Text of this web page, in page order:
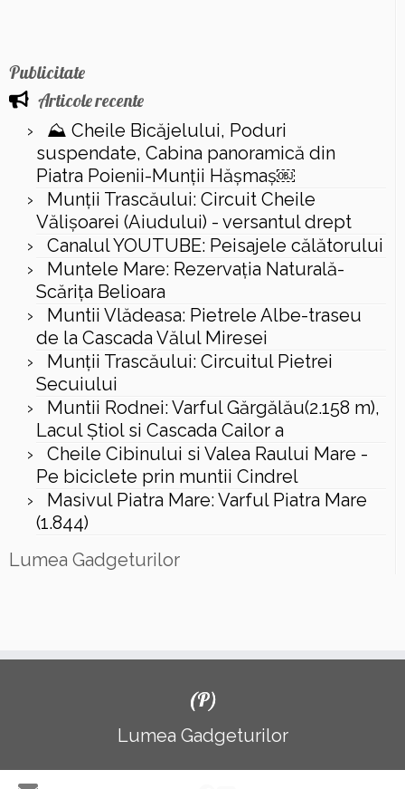
Publicitate
Articole recente
⛰️ Cheile Bicăjelului, Poduri
suspendate, Cabina panoramică din
Piatra Poienii-Munții Hășmaș￼
Munții Trascăului: Circuit Cheile
Vălișoarei (Aiudului) - versantul drept
Canalul YOUTUBE: Peisajele călătorului
Muntele Mare: Rezervaţia Naturală-
Scăriţa Belioara
Muntii Vlădeasa: Pietrele Albe-traseu
de la Cascada Vălul Miresei
Munții Trascăului: Circuitul Pietrei
Secuiului
Muntii Rodnei: Varful Gărgălău(2.158 m),
Lacul Ştiol si Cascada Cailor a
Cheile Cibinului si Valea Raului Mare -
Pe biciclete prin muntii Cindrel
Masivul Piatra Mare: Varful Piatra Mare
(1.844)
Lumea Gadgeturilor
(P)
Lumea Gadgeturilor